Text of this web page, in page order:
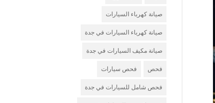
صيانة كهرباء السيارات
صيانة كهرباء السيارات في جدة
صيانة مكيف السيارات في جدة
فحص فحص سيارات
فحص شامل للسيارات في جدة